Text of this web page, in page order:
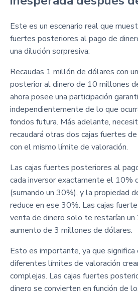
Este es un escenario real que
fuertes posteriores al pago de
una dilución sorpresiva:
Recaudas 1 millón de dólares con
posterior al dinero de 10 millones
ahora posee una participación
independientemente de lo que
fondos futura. Más adelante,
recaudará otras dos cajas fuertes
con el mismo límite de valoración.
Las cajas fuertes posteriores al
cada inversor exactamente el 10%
(sumando un 30%), y la propiedad
reduce en ese 30%. Las cajas
venta de dinero solo te restarían
aumento de 3 millones de dólares.
Esto es importante, ya que significa
diferentes límites de valoración
complejas. Las cajas fuertes
dinero se convierten en función de